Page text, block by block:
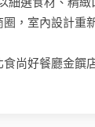
，室內設計
尚好餐廳金